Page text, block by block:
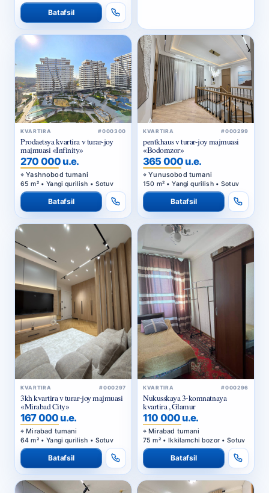
Batafsil
KVARTIRA #000300
Prodaetsya kvartira v turar-joy
majmuasi «Infinity»
270 000 u.e.
Yashnobod tumani
65 m² • Yangi qurilish • Sotuv
Batafsil
KVARTIRA #000299
pentkhaus v turar-joy majmuasi
«Bodomzor»
365 000 u.e.
Yunusobod tumani
150 m² • Yangi qurilish • Sotuv
Batafsil
KVARTIRA #000297
3kh kvartira v turar-joy majmuasi
«Mirabad City»
167 000 u.e.
Mirabad tumani
64 m² • Yangi qurilish • Sotuv
Batafsil
KVARTIRA #000296
Nukusskaya 3-komnatnaya
kvartira , Glamur
110 000 u.e.
Mirabad tumani
75 m² • Ikkilamchi bozor • Sotuv
Batafsil